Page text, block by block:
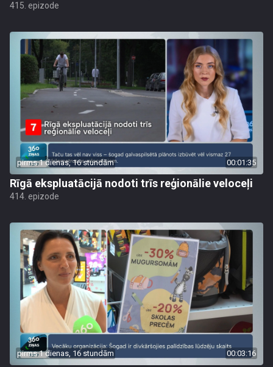
415. epizode
pirms 1 dienas, 16 stundām 00:01:35
Rīgā ekspluatācijā nodoti trīs reģionālie veloceļi
414. epizode
pirms 1 dienas, 16 stundām 00:03:16